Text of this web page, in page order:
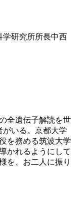
学研究所所長中西
全遺伝子解読を世
いる。京都大学
を務める筑波大学
かれるようにして
を、お二人に振り